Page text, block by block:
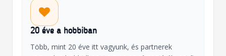
20 éve a hobbiban
Több, mint 20 éve itt vagyunk, és partnerek